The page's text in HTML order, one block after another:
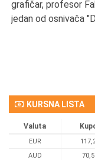
grafičar, profesor
jedan od osnivača
KURSNA LISTA
Valuta
EUR
AUD